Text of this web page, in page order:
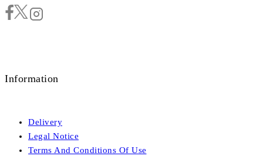
Information
Delivery
Legal Notice
Terms And Conditions Of Use